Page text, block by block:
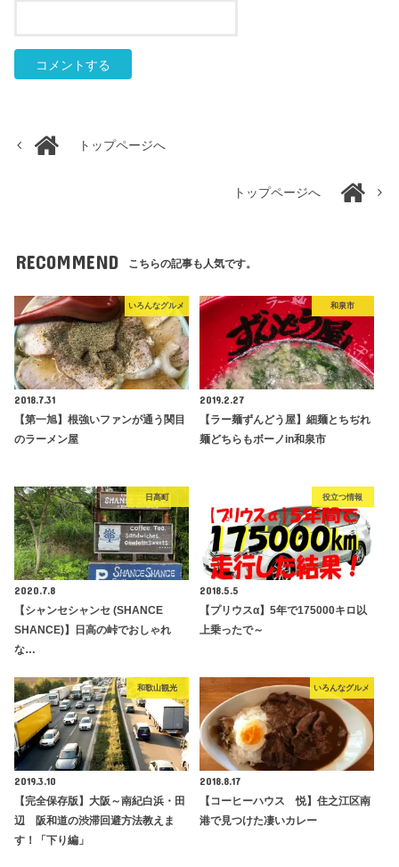
トップページへ
トップページへ
RECOMMEND こちらの記事も人気です。
いろんなグルメ
2018.7.31
【第一旭】根強いファンが通う関目
のラーメン屋
和泉市
2019.2.27
【ラー麺ずんどう屋】細麺とちぢれ
麺どちらもボーノin和泉市
日高町
2020.7.8
【シャンセシャンセ (SHANCE
SHANCE)】日高の峠でおしゃれ
な…
役立つ情報
2018.5.5
【プリウスα】5年で175000キロ以
上乗ったで～
和歌山観光
2019.3.10
【完全保存版】大阪～南紀白浜・田
辺 阪和道の渋滞回避方法教えま
す！「下り編」
いろんなグルメ
2018.8.17
【コーヒーハウス 悦】住之江区南
港で見つけた凄いカレー